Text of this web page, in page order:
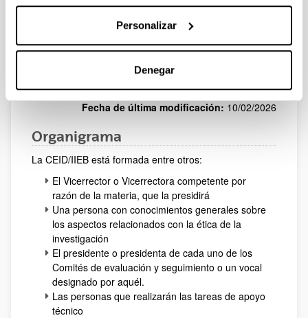
Personalizar
Denegar
Clara
Fecha de última modificación: 10/02/2026
Organigrama
La CEID/IIEB está formada entre otros:
El Vicerrector o Vicerrectora competente por
razón de la materia, que la presidirá
Una persona con conocimientos generales sobre
los aspectos relacionados con la ética de la
investigación
El presidente o presidenta de cada uno de los
Comités de evaluación y seguimiento o un vocal
designado por aquél.
Las personas que realizarán las tareas de apoyo
técnico